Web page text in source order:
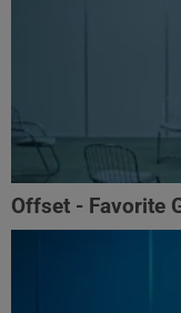
Offset - Favorite